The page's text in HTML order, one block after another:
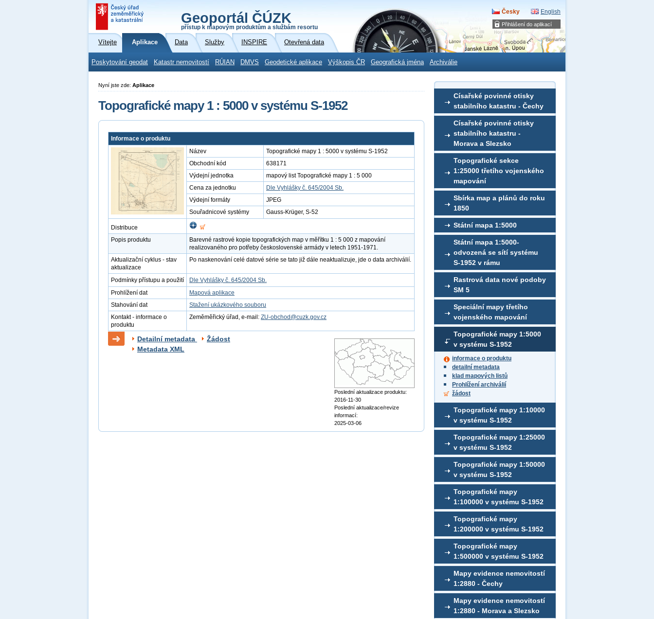
Přihlášení do aplikací
Geoportál ČÚZK
přístup k mapovým produktům a službám resortu
Česky English
Vítejte Aplikace Data Služby INSPIRE Otevřená data
Poskytování geodat Katastr nemovitostí RÚIAN DMVS Geodetické aplikace Výškopis ČR Geografická jména Archiválie
Císařské povinné otisky
stabilního katastru - Čechy
Císařské povinné otisky
stabilního katastru -
Morava a Slezsko
Topografické sekce
1:25000 třetího vojenského
mapování
Sbírka map a plánů do roku
1850
Státní mapa 1:5000
Státní mapa 1:5000-
odvozená se sítí systému
S-1952 v rámu
Rastrová data nové podoby
SM 5
Speciální mapy třetího
vojenského mapování
Topografické mapy 1:5000
v systému S-1952
informace o produktu
detailní metadata
klad mapových listů
Prohlížení archiválií
žádost
Topografické mapy 1:10000
v systému S-1952
Topografické mapy 1:25000
v systému S-1952
Topografické mapy 1:50000
v systému S-1952
Topografické mapy
1:100000 v systému S-1952
Topografické mapy
1:200000 v systému S-1952
Topografické mapy
1:500000 v systému S-1952
Mapy evidence nemovitostí
1:2880 - Čechy
Mapy evidence nemovitostí
1:2880 - Morava a Slezsko
Nyní jste zde: Aplikace
Topografické mapy 1 : 5000 v systému S-1952
Informace o produktu
Název
Topografické mapy 1 : 5000 v systému S-1952
Obchodní kód
638171
Výdejní jednotka
mapový list Topografické mapy 1 : 5 000
Cena za jednotku
Dle Vyhlášky č. 645/2004 Sb.
Výdejní formáty
JPEG
Souřadnicové systémy
Gauss-Krüger, S-52
Distribuce
Popis produktu
Barevné rastrové kopie topografických map v měřítku 1 : 5 000 z mapování
realizovaného pro potřeby československé armády v letech 1951-1971.
Aktualizační cyklus - stav
aktualizace
Po naskenování celé datové série se tato již dále neaktualizuje, jde o data archiválií.
Podmínky přístupu a použití
Dle Vyhlášky č. 645/2004 Sb.
Prohlížení dat
Mapová aplikace
Stahování dat
Stažení ukázkového souboru
Kontakt - informace o
produktu
Zeměměřický úřad, e-mail: ZU-obchod@cuzk.gov.cz
Detailní metadata
Žádost
Metadata XML
Poslední aktualizace produktu:
2016-11-30
Poslední aktualizace/revize
informací:
2025-03-06